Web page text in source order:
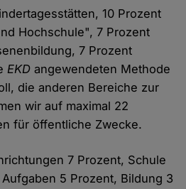
10 Prozent
Hochschule", 7 Prozent
7 Prozent
EKD angewendeten Methode
die anderen Bereiche zur
wir auf maximal 22
für öffentliche Zwecke.
7 Prozent, Schule
5 Prozent, Bildung 3